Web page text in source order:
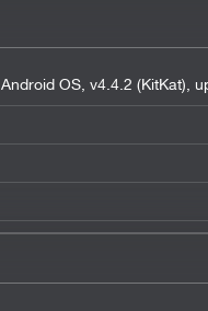
Android OS, v4.4.2 (KitKat),